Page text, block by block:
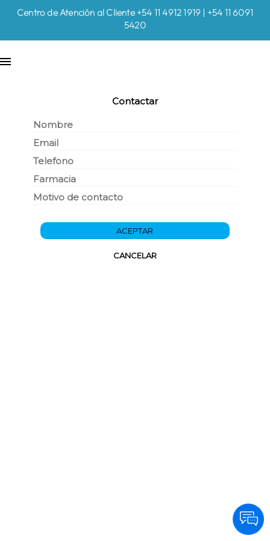
Centro de Atención al Cliente +54 11 4912 1919 | +54 11 6091
5420
Contactar
ACEPTAR
CANCELAR